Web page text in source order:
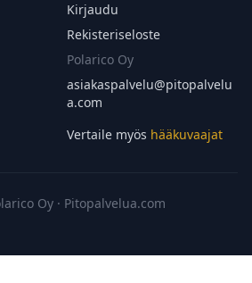
Kirjaudu
Rekisteriseloste
Polarico Oy
asiakaspalvelu@pitopalvelu
a.com
Vertaile myös hääkuvaajat
Oy · Pitopalvelua.com